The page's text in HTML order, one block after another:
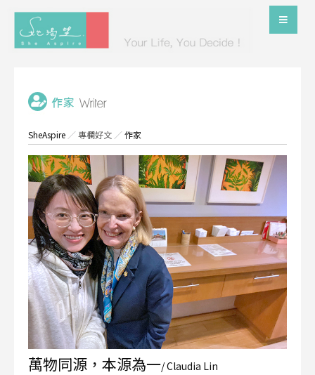
SheAspire ／專欄好文 ／作家
萬物同源，本源為一/ Claudia Lin